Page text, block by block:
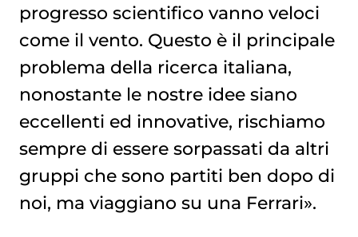
progresso scientifico vanno veloci
come il vento. Questo è il principale
problema della ricerca italiana,
nonostante le nostre idee siano
eccellenti ed innovative, rischiamo
sempre di essere sorpassati da altri
gruppi che sono partiti ben dopo di
noi, ma viaggiano su una Ferrari».